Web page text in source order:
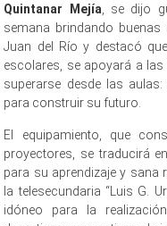
Quintanar Mejía, se dijo
semana brindando
Juan del Río y destacó
escolares, se apoyará a
superarse desde las
para construir su futuro.
El equipamiento, que
proyectores, se traducirá
para su aprendizaje y sana
la telesecundaria “Luis G.
idóneo para la